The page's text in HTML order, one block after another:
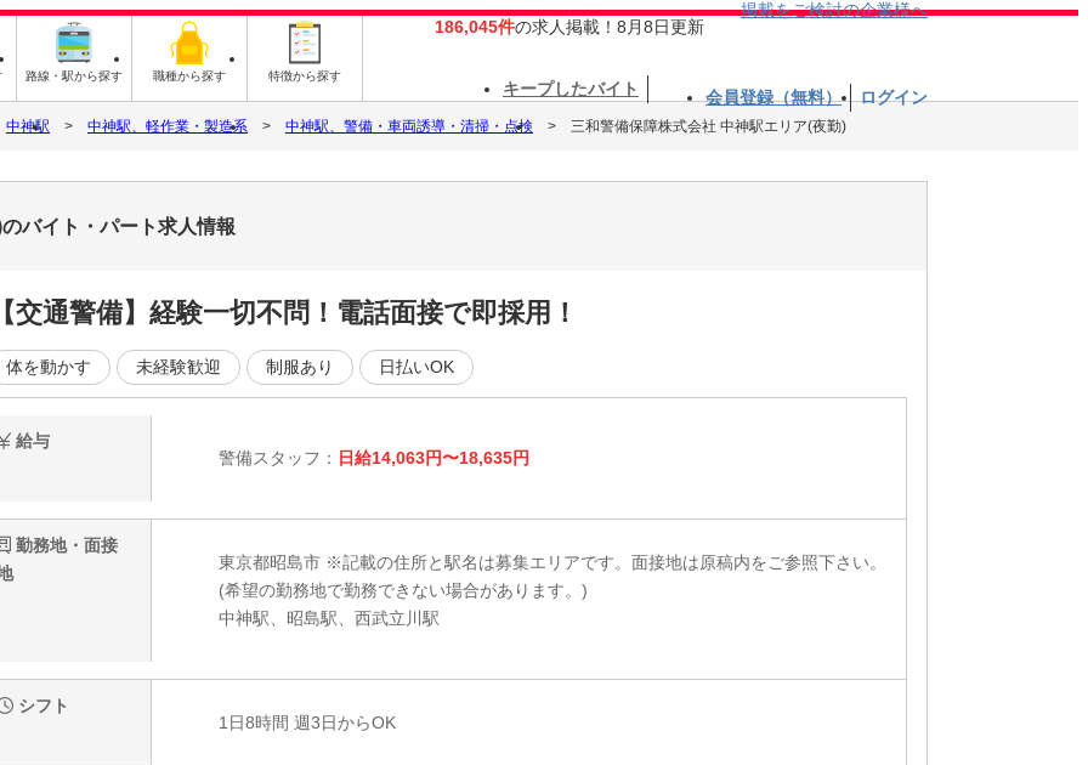
路線・駅から探す 職種から探す 特徴から探す
186,045件の求人掲載！8月8日更新
掲載をご検討の企業様へ
キープしたバイト 会員登録（無料） ログイン
中神駅 中神駅、軽作業・製造系 中神駅、警備・車両誘導・清掃・点検 三和警備保障株式会社 中神駅エリア(夜勤)
バイト・パート求人情報
通警備】経験一切不問！電話面接で即採用！
体を動かす 未経験歓迎 制服あり 日払いOK
給与
警備スタッフ： 日給14,063円〜18,635円
勤務地・面接
東京都昭島市 ※記載の住所と駅名は募集エリアです。面接地は原稿内をご参照下さい。
(希望の勤務地で勤務できない場合があります。)
中神駅、昭島駅、西武立川駅
シフト
1日8時間 週3日からOK